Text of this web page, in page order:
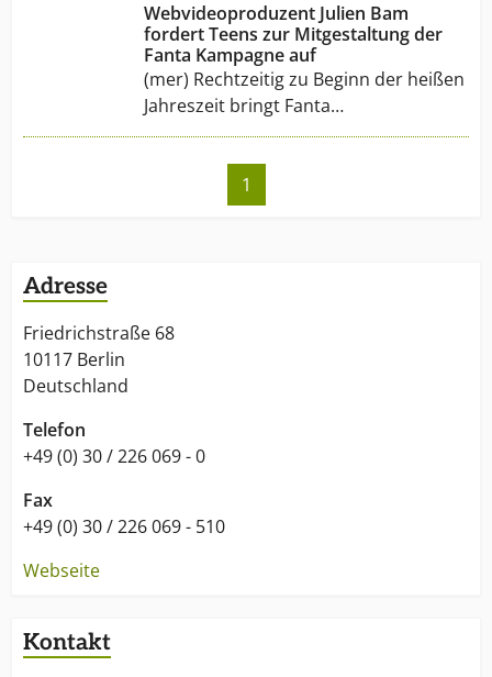
Webvideoproduzent Julien Bam
fordert Teens zur Mitgestaltung der
Fanta Kampagne auf
(mer) Rechtzeitig zu Beginn der heißen
Jahreszeit bringt Fanta…
1
Adresse
Friedrichstraße 68
10117 Berlin
Deutschland
Telefon
+49 (0) 30 / 226 069 - 0
Fax
+49 (0) 30 / 226 069 - 510
Webseite
Kontakt